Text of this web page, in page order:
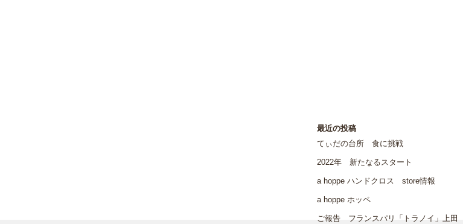
最近の投稿
てぃだの台所 食に挑戦
2022年 新たなるスタート
a hoppe ハンドクロス store情報
a hoppe ホッペ
ご報告 フランスパリ「トラノイ」上田